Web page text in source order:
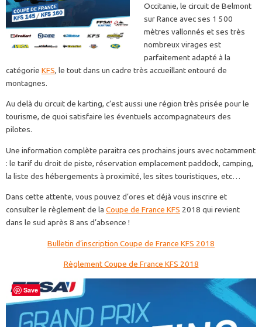
Occitanie, le circuit de Belmont
sur Rance avec ses 1 500
mètres vallonnés et ses très
nombreux virages est
parfaitement adapté à la
catégorie KFS, le tout dans un cadre très accueillant entouré de
montagnes.
Au delà du circuit de karting, c’est aussi une région très prisée pour le
tourisme, de quoi satisfaire les éventuels accompagnateurs des
pilotes.
Une information complète paraitra ces prochains jours avec notamment
: le tarif du droit de piste, réservation emplacement paddock, camping,
la liste des hébergements à proximité, les sites touristiques, etc…
Dans cette attente, vous pouvez d’ores et déjà vous inscrire et
consulter le règlement de la Coupe de France KFS 2018 qui revient
dans le sud après 8 ans d’absence !
Bulletin d’inscription Coupe de France KFS 2018
Règlement Coupe de France KFS 2018
Save